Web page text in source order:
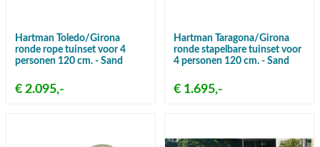
Hartman Toledo/Girona
ronde rope tuinset voor 4
personen 120 cm. - Sand
€ 2.095,-
Hartman Taragona/Girona
ronde stapelbare tuinset voor
4 personen 120 cm. - Sand
€ 1.695,-